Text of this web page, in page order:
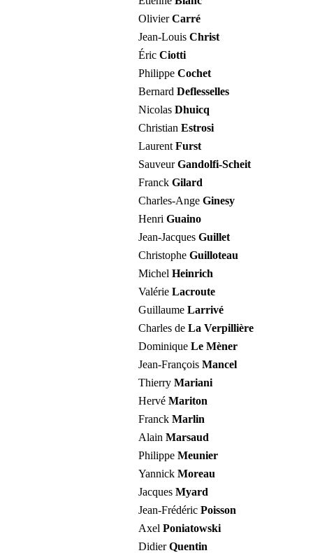
OlivierCarré
Jean-LouisChrist
ÉricCiotti
PhilippeCochet
BernardDeflesselles
NicolasDhuicq
ChristianEstrosi
LaurentFurst
SauveurGandolfi-Scheit
FranckGilard
Charles-AngeGinesy
HenriGuaino
Jean-JacquesGuillet
ChristopheGuilloteau
MichelHeinrich
ValérieLacroute
GuillaumeLarrivé
Charles deLa Verpillière
DominiqueLe Mèner
Jean-FrançoisMancel
ThierryMariani
HervéMariton
FranckMarlin
AlainMarsaud
PhilippeMeunier
YannickMoreau
JacquesMyard
Jean-FrédéricPoisson
AxelPoniatowski
DidierQuentin